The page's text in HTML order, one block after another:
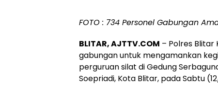
FOTO : 734 Personel Gabungan
BLITAR, AJTTV.COM – Polres
gabungan untuk mengamankan
perguruan silat di Gedung
Soepriadi, Kota Blitar, pada Sabtu